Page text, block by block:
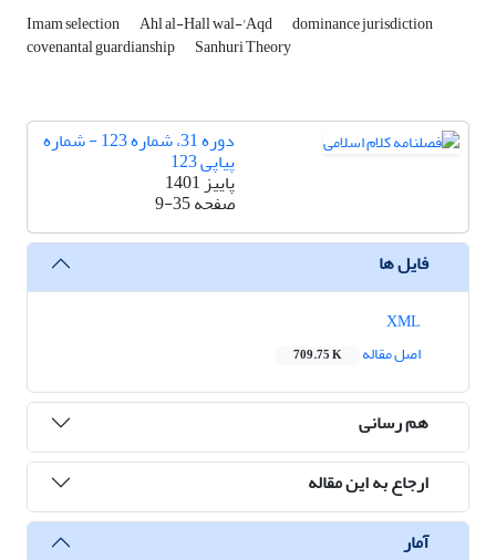
Imam selection Ahl al-Hall wal-'Aqd dominance jurisdiction
covenantal guardianship Sanhuri Theory
دوره 31، شماره 123 - شماره
پیاپی 123
پاییز 1401
صفحه9-35
فایل ها
اصل مقاله
709.75 K
هم رسانی
ارجاع به این مقاله
آمار